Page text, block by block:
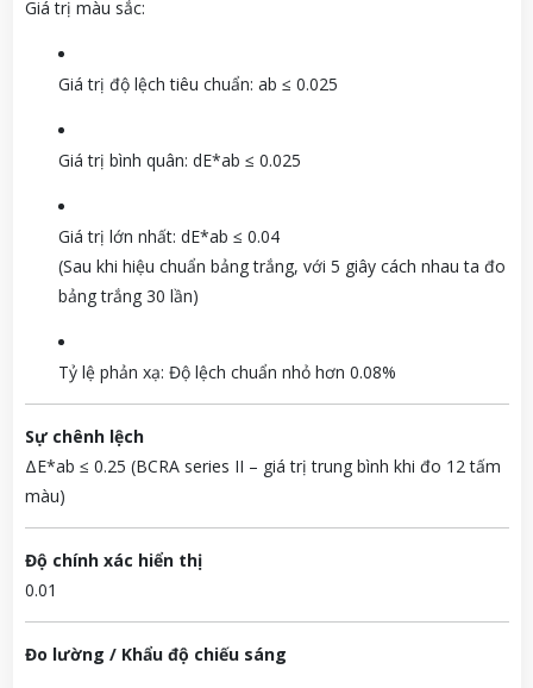
Giá trị màu sắc:
Giá trị độ lệch tiêu chuẩn: ab ≤ 0.025
Giá trị bình quân: dE*ab ≤ 0.025
Giá trị lớn nhất: dE*ab ≤ 0.04
(Sau khi hiệu chuẩn bảng trắng, với 5 giây cách nhau ta đo
bảng trắng 30 lần)
Tỷ lệ phản xạ: Độ lệch chuẩn nhỏ hơn 0.08%
Sự chênh lệch
ΔE*ab ≤ 0.25 (BCRA series II – giá trị trung bình khi đo 12 tấm
màu)
Độ chính xác hiển thị
0.01
Đo lường / Khẩu độ chiếu sáng